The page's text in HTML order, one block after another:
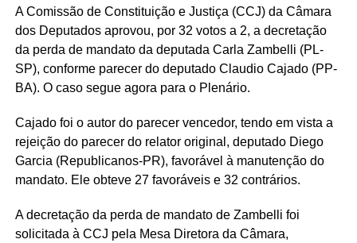
A Comissão de Constituição e Justiça (CCJ) da Câmara
dos Deputados aprovou, por 32 votos a 2, a decretação
da perda de mandato da deputada Carla Zambelli (PL-
SP), conforme parecer do deputado Claudio Cajado (PP-
BA). O caso segue agora para o Plenário.
Cajado foi o autor do parecer vencedor, tendo em vista a
rejeição do parecer do relator original, deputado Diego
Garcia (Republicanos-PR), favorável à manutenção do
mandato. Ele obteve 27 favoráveis e 32 contrários.
A decretação da perda de mandato de Zambelli foi
solicitada à CCJ pela Mesa Diretora da Câmara,